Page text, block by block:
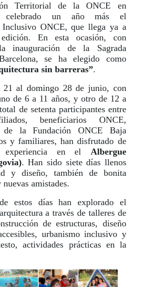
Territorial de la ONCE en
celebrado un año más el
Inclusivo ONCE, que llega ya a
En esta ocasión, con
inauguración de la Sagrada
se ha elegido como
sin barreras”.
21 al domingo 28 de junio, con
de 6 a 11 años, y otro de 12 a
de setenta participantes entre
beneficiarios ONCE,
de la Fundación ONCE Baja
y familiares, han disfrutado de
experiencia en el Albergue
. Han sido siete días llenos
y diseño, también de bonita
amistades.
estos días han explorado el
a través de talleres de
de estructuras, diseño
urbanismo inclusivo y
actividades prácticas en la